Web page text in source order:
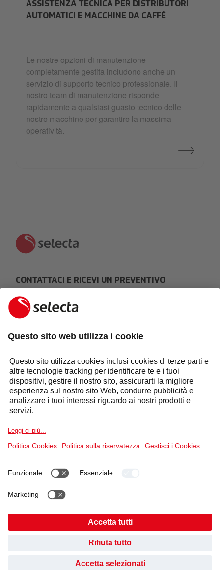
ASSISTENZA TECNICA PER DISTRIBUTORI
AUTOMATICI E MACCHINE DA CAFFÈ
Le nostre opzioni di manutenzione
completamente gestita includono anche un
servizio di supporto tecnico professionale. Il
nostro team di manutenzione risponde
rapidamente a qualsiasi guasto tecnico delle
nostre macchine per garantire la massima
operatività.
CONTATTACI E RICEVI UN PREVENTIVO
Selecta Group
Prodotti e Soluzioni
Servizi
Settori
Informativa sulla Privacy dei datiCodice di condotta e Whistleblowing
MOG 231/2001 - Parte Generale e Codice Etico